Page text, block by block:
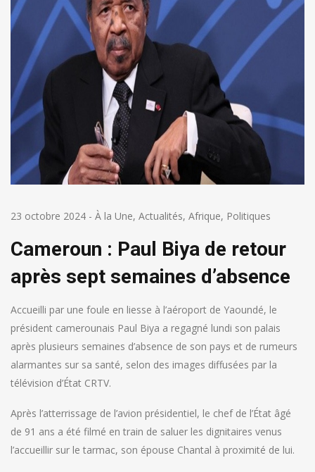
23 octobre 2024 - À la Une, Actualités, Afrique, Politiques
Cameroun : Paul Biya de retour
après sept semaines d’absence
Accueilli par une foule en liesse à l’aéroport de Yaoundé, le
président camerounais Paul Biya a regagné lundi son palais
après plusieurs semaines d’absence de son pays et de rumeurs
alarmantes sur sa santé, selon des images diffusées par la
télévision d’État CRTV.
Après l’atterrissage de l’avion présidentiel, le chef de l’État âgé
de 91 ans a été filmé en train de saluer les dignitaires venus
l’accueillir sur le tarmac, son épouse Chantal à proximité de lui.